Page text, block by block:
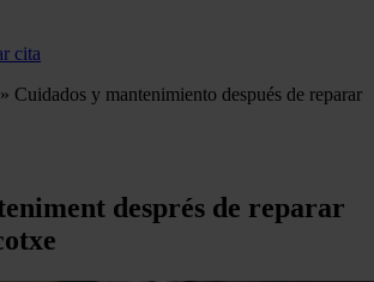
cita
» Cuidados y mantenimiento después de reparar
després de reparar